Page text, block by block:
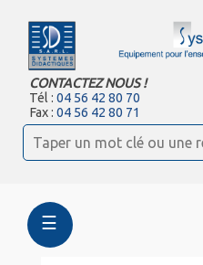
CONTACTEZ NOUS !
Tél :04 56 42 80 70
Fax :04 56 42 80 71
☰